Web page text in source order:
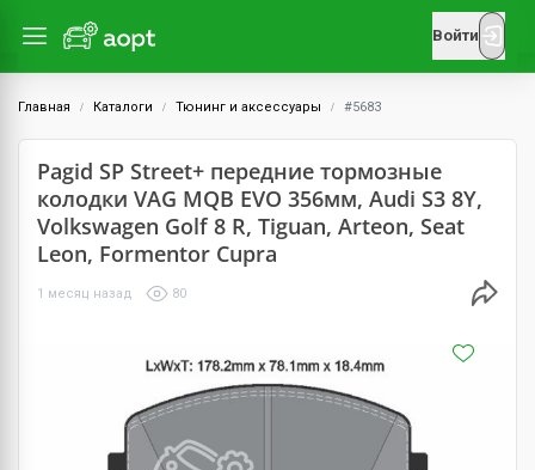
Войти
Главная Каталоги Тюнинг и аксессуары #5683
Pagid SP Street+ передние тормозные
колодки VAG MQB EVO 356мм, Audi S3 8Y,
Volkswagen Golf 8 R, Tiguan, Arteon, Seat
Leon, Formentor Cupra
1 месяц назад 80